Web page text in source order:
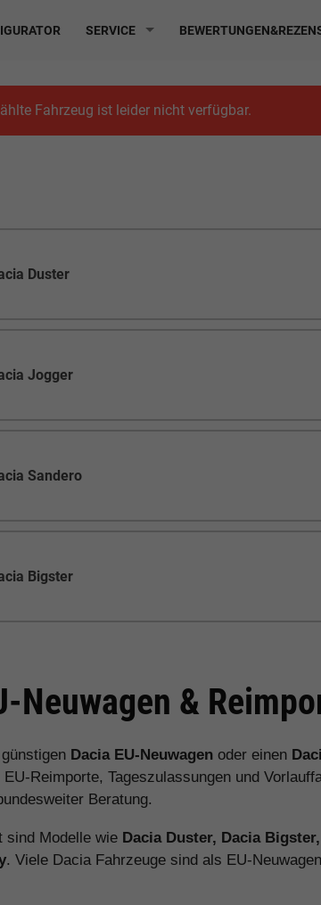
SERVICE
Fahrzeug ist leider nicht verfügbar.
Duster
Jogger
Sandero
Bigster
Neuwagen &
Dacia EU-Neuwagen oder einen
EU-Reimporte, Tageszulassungen und
Beratung.
sind Modelle wie Dacia Duster, Dacia
. Viele Dacia Fahrzeuge sind als EU-